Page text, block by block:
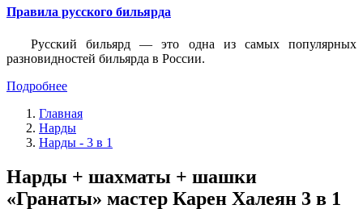
Правила русского бильярда
Русский бильярд — это одна из самых популярных
разновидностей бильярда в России.
Подробнее
Главная
Нарды
Нарды - 3 в 1
Нарды + шахматы + шашки
«Гранаты» мастер Карен Халеян 3 в 1